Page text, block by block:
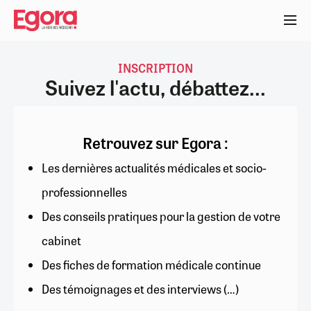
Aller
contenu
INSCRIPTION
Suivez l'actu, débattez...
Retrouvez sur Egora :
Les dernières actualités médicales et socio-
professionnelles
Des conseils pratiques pour la gestion de votre
cabinet
Des fiches de formation médicale continue
Des témoignages et des interviews (…)